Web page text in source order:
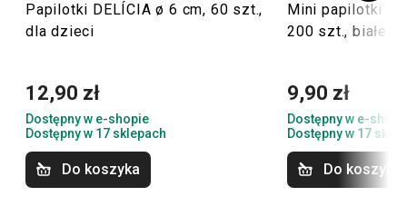
Papilotki DELÍCIA ø 6 cm, 60 szt.,
dla dzieci
12,90 zł
Dostępny w e-shopie
Dostępny w 17 sklepach
Do koszyka
Mini papilotki
200 szt., białe
9,90 zł
Dostępny w e-
Dostępny w 17
Do koszyka